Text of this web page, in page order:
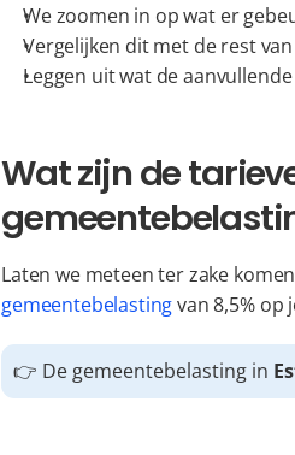
We zoomen in op wat er
Vergelijken dit met de rest van
Leggen uit wat de
Wat zijn de
Laten we meteen ter zake
gemeentebelasting van 8,5% op
👉 De gemeentebelasting in